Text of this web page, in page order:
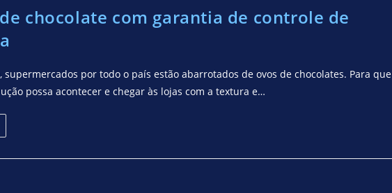
chocolate com garantia de controle de
supermercados por todo o país estão abarrotados de ovos de chocolates. Para que
possa acontecer e chegar às lojas com a textura e…